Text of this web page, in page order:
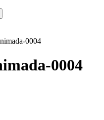
0004
0004